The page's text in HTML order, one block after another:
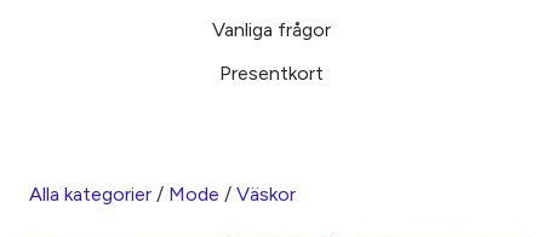
Vanliga frågor
Presentkort
Alla kategorier / Mode / Väskor